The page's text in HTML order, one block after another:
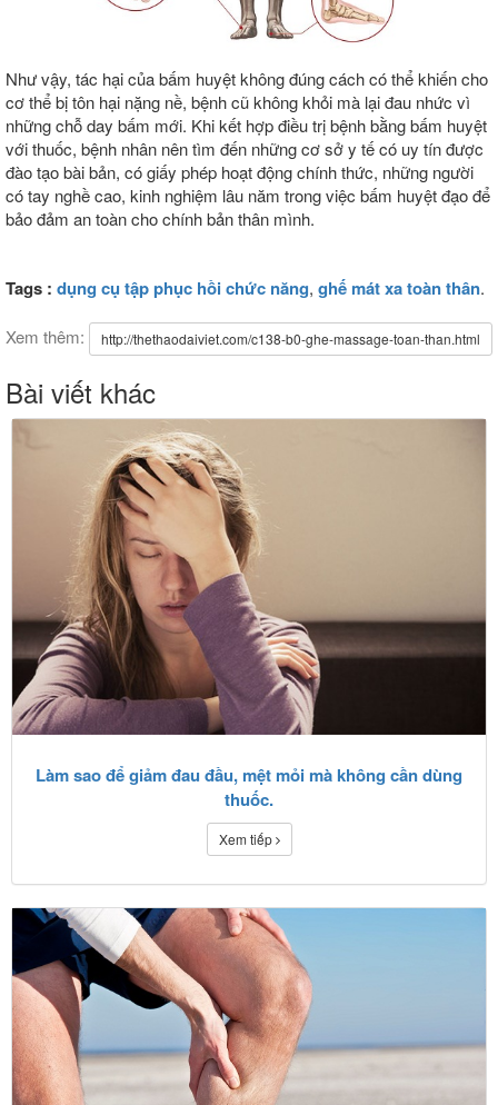
Như vậy, tác hại của bấm huyệt không đúng cách có thể khiến cho
cơ thể bị tôn hại nặng nề, bệnh cũ không khỏi mà lại đau nhức vì
những chỗ day bấm mới. Khi kết hợp điều trị bệnh bằng bấm huyệt
với thuốc, bệnh nhân nên tìm đến những cơ sở y tế có uy tín được
đào tạo bài bản, có giấy phép hoạt động chính thức, những người
có tay nghề cao, kinh nghiệm lâu năm trong việc bấm huyệt đạo để
bảo đảm an toàn cho chính bản thân mình.
Tags : dụng cụ tập phục hồi chức năng, ghế mát xa toàn thân.
Xem thêm: http://thethaodaiviet.com/c138-b0-ghe-massage-toan-than.html
Bài viết khác
Làm sao để giảm đau đầu, mệt mỏi mà không cần dùng
thuốc.
Xem tiếp